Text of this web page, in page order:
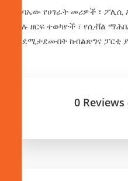
በጉባኤው የሀገራት መሪዎች ፣
የግሉ ዘርፍ ተወካዮች ፣ የሲቭል
እንደሚታደሙበት ከብልጽግና ፓርቲ
0